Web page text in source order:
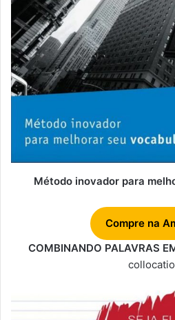
Método inovador para
Compre na
COMBINANDO PALAVRAS